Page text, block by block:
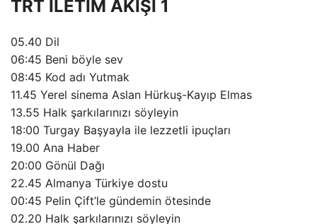
TRT İLETİM AKIŞI 1
05.40 Dil
06:45 Beni böyle sev
08:45 Kod adı Yutmak
11.45 Yerel sinema Aslan Hürkuş-Kayıp Elmas
13.55 Halk şarkılarınızı söyleyin
18:00 Turgay Başyayla ile lezzetli ipuçları
19.00 Ana Haber
20:00 Gönül Dağı
22.45 Almanya Türkiye dostu
00:45 Pelin Çift’le gündemin ötesinde
02.20 Halk şarkılarınızı söyleyin